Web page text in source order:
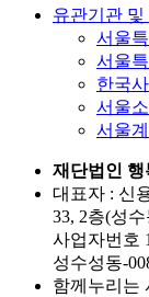
유관기관 및
서울특
서울
한국
서울
서울
재단법인 행
대표자 : 신
33, 2층(성
사업자번호
성수성동-
함께누리는